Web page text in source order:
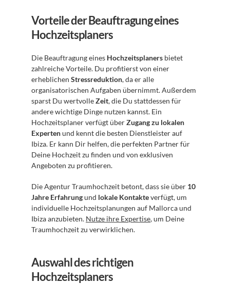
Vorteile der Beauftragung eines
Hochzeitsplaners
Die Beauftragung eines Hochzeitsplaners bietet
zahlreiche Vorteile. Du profitierst von einer
erheblichen Stressreduktion, da er alle
organisatorischen Aufgaben übernimmt. Außerdem
sparst Du wertvolle Zeit, die Du stattdessen für
andere wichtige Dinge nutzen kannst. Ein
Hochzeitsplaner verfügt über Zugang zu lokalen
Experten und kennt die besten Dienstleister auf
Ibiza. Er kann Dir helfen, die perfekten Partner für
Deine Hochzeit zu finden und von exklusiven
Angeboten zu profitieren.
Die Agentur Traumhochzeit betont, dass sie über 10
Jahre Erfahrung und lokale Kontakte verfügt, um
individuelle Hochzeitsplanungen auf Mallorca und
Ibiza anzubieten. Nutze ihre Expertise, um Deine
Traumhochzeit zu verwirklichen.
Auswahl des richtigen
Hochzeitsplaners